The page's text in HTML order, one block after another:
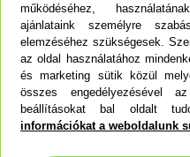
Keresőnkkel
működéséhez,
ajánlataink személyre
elemzéséhez szükségesek.
az oldal használatához
és marketing sütik közül
összes engedélyezésével
beállításokat bal oldalt
információkat a weboldalunk